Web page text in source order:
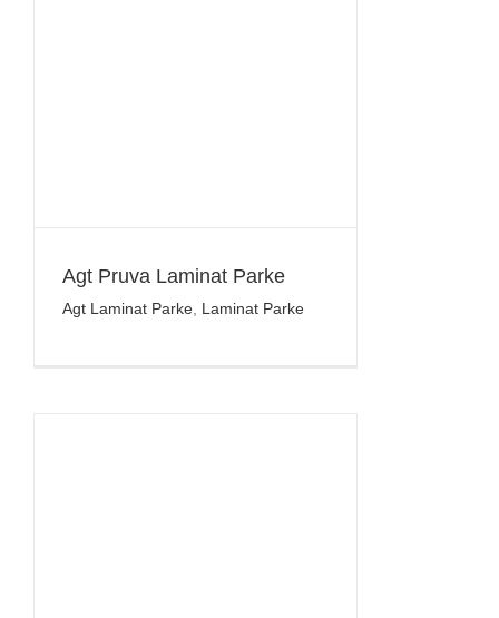
Agt Pruva Laminat Parke
Agt Laminat Parke, Laminat Parke